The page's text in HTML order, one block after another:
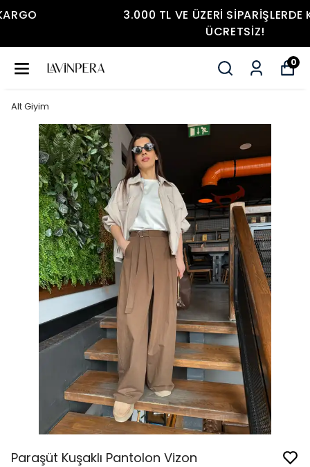
3.000 TL VE ÜZERI SIPARIŞLERDE KARGO
0
Alt Giyim
Paraşüt Kuşaklı Pantolon Vizon